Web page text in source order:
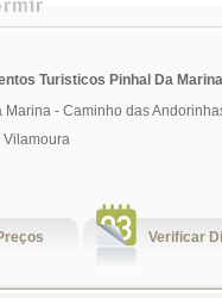
Turisticos Pinhal Da Marina
Marina - Caminho das
Vilamoura
Verificar